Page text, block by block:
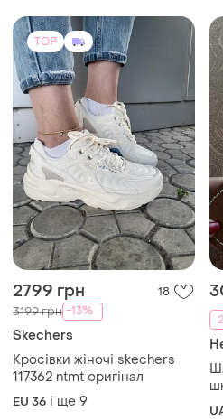
TOP
2799 грн 18
3199 грн -13%
Skechers
Кросівки жіночі skechers
117362 ntmt оригінал
EU 36 і ще 9